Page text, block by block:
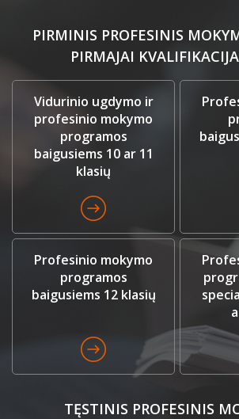
PIRMINIS PROFESINIS
PIRMAJAI
Vidurinio ugdymo ir
profesinio mokymo
programos
baigusiems 10 ar 11
klasių
Profesinio mokymo
programos
baigusiems 12 klasių
TĘSTINIS PROFESINIS